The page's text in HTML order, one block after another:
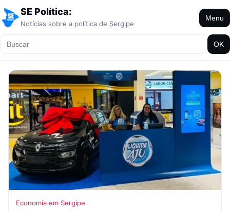
SE Política:
Notícias sobre a política de Sergipe
Menu
OK
Economia em Sergipe